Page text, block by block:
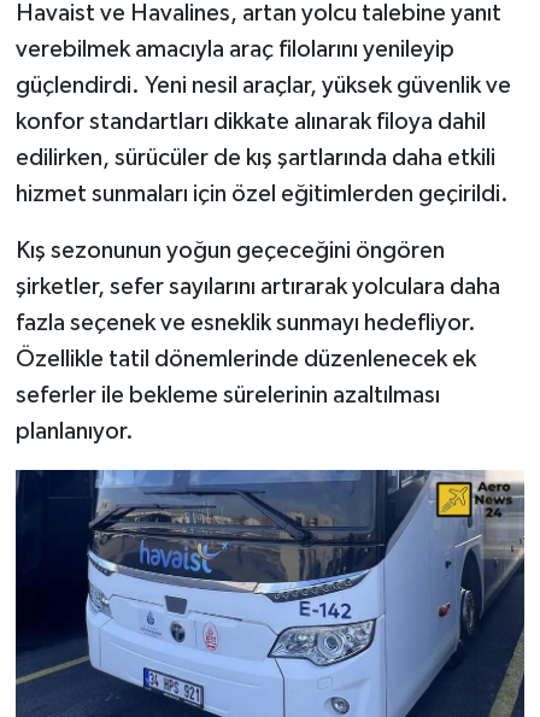
Havaist ve Havalines, artan yolcu talebine yanıt
verebilmek amacıyla araç filolarını yenileyip
güçlendirdi. Yeni nesil araçlar, yüksek güvenlik ve
konfor standartları dikkate alınarak filoya dahil
edilirken, sürücüler de kış şartlarında daha etkili
hizmet sunmaları için özel eğitimlerden geçirildi.
Kış sezonunun yoğun geçeceğini öngören
şirketler, sefer sayılarını artırarak yolculara daha
fazla seçenek ve esneklik sunmayı hedefliyor.
Özellikle tatil dönemlerinde düzenlenecek ek
seferler ile bekleme sürelerinin azaltılması
planlanıyor.